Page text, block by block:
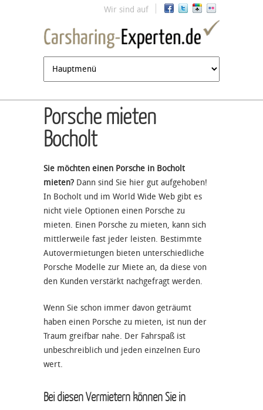
Jump to navigation
Wir sind auf
Porsche mieten
Bocholt
Sie möchten einen Porsche in Bocholt
mieten? Dann sind Sie hier gut aufgehoben!
In Bocholt und im World Wide Web gibt es
nicht viele Optionen einen Porsche zu
mieten. Einen Porsche zu mieten, kann sich
mittlerweile fast jeder leisten. Bestimmte
Autovermietungen bieten unterschiedliche
Porsche Modelle zur Miete an, da diese von
den Kunden verstärkt nachgefragt werden.
Wenn Sie schon immer davon geträumt
haben einen Porsche zu mieten, ist nun der
Traum greifbar nahe. Der Fahrspaß ist
unbeschreiblich und jeden einzelnen Euro
wert.
Bei diesen Vermietern können Sie in